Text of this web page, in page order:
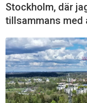
Stockholm, där
tillsammans med